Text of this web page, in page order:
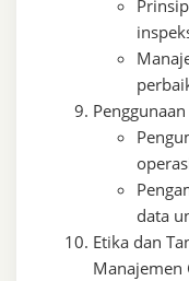
data
Etika dan
Manajemen